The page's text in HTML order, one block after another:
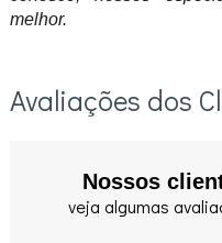
melhor.
Avaliações dos
Nossos
veja algumas